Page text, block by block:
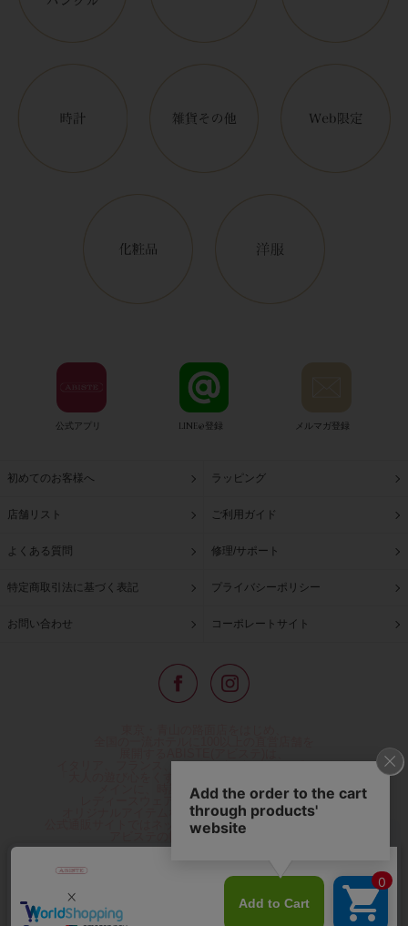
公式アプリ LINE@登録 メルマガ登録
初めてのお客様へ ラッピング
店舗リスト ご利用ガイド
よくある質問 修理/サポート
特定商取引法に基づく表記 プライバシーポリシー
お問い合わせ コーポレートサイト
イタリア、フランス、アメリカなどからインポートした
メインに、時計、バッグ、財布、小物、
レディースウェアや、ここでしか手に入らない
オリジナルアイテムなどを幅広くご用意しています。
公式通販サイトではネックレスやイヤリングをはじめとする
アビステの幅広い商品を取り揃え、
人気ランキングやテレビなどメディア着用商品、
などのサービスをご提供。
心躍るインポートアクセサリーや時計、小物などで、
お客様の日常をほんの少し豊かにし、
夢やときめきを与えられるよう願っています。